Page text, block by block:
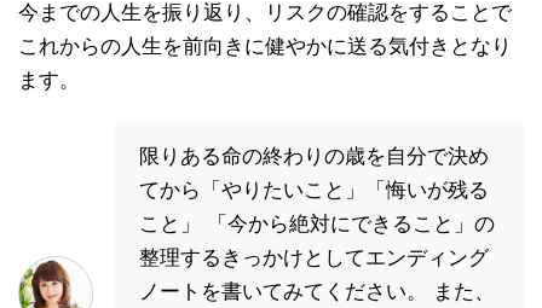
今までの人生を振り返り、リスクの確認をすることで
これからの人生を前向きに健やかに送る気付きとなり
ます。
限りある命の終わりの歳を自分で決め
てから「やりたいこと」「悔いが残る
こと」 「今から絶対にできること」の
整理するきっかけとしてエンディング
ノートを書いてみてください。 また、